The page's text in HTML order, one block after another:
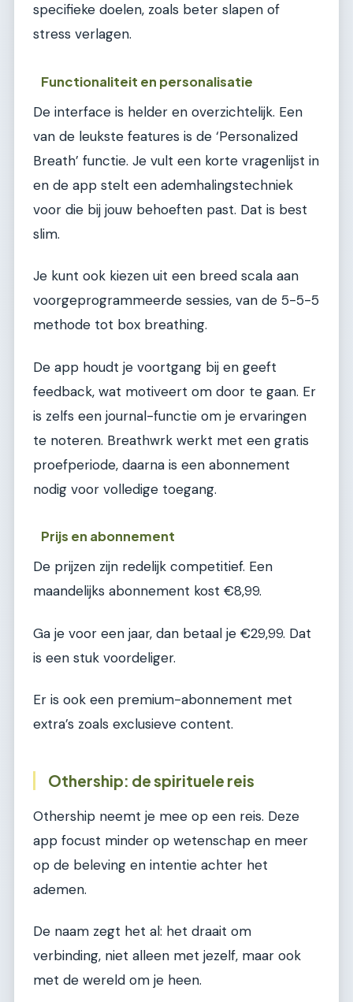
specifieke doelen, zoals beter slapen of
stress verlagen.
Functionaliteit en personalisatie
De interface is helder en overzichtelijk. Een
van de leukste features is de ‘Personalized
Breath’ functie. Je vult een korte vragenlijst in
en de app stelt een ademhalingstechniek
voor die bij jouw behoeften past. Dat is best
slim.
Je kunt ook kiezen uit een breed scala aan
voorgeprogrammeerde sessies, van de 5-5-5
methode tot box breathing.
De app houdt je voortgang bij en geeft
feedback, wat motiveert om door te gaan. Er
is zelfs een journal-functie om je ervaringen
te noteren. Breathwrk werkt met een gratis
proefperiode, daarna is een abonnement
nodig voor volledige toegang.
Prijs en abonnement
De prijzen zijn redelijk competitief. Een
maandelijks abonnement kost €8,99.
Ga je voor een jaar, dan betaal je €29,99. Dat
is een stuk voordeliger.
Er is ook een premium-abonnement met
extra’s zoals exclusieve content.
Othership: de spirituele reis
Othership neemt je mee op een reis. Deze
app focust minder op wetenschap en meer
op de beleving en intentie achter het
ademen.
De naam zegt het al: het draait om
verbinding, niet alleen met jezelf, maar ook
met de wereld om je heen.